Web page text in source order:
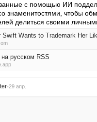
с помощью ИИ
знаменитостями, чтобы
делиться своими
на русском RSS
•29 апр.